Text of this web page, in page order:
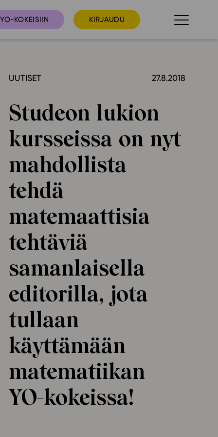
KOKEISIIN KIRJAUDU
käyttöön
Ota yhteyttä
UUTISET 27.8.2018
Studeon lukion
kursseissa on nyt
mahdollista
tehdä
matemaattisia
tehtäviä
samanlaisella
editorilla, jota
tullaan
käyttämään
matematiikan
YO-kokeissa!